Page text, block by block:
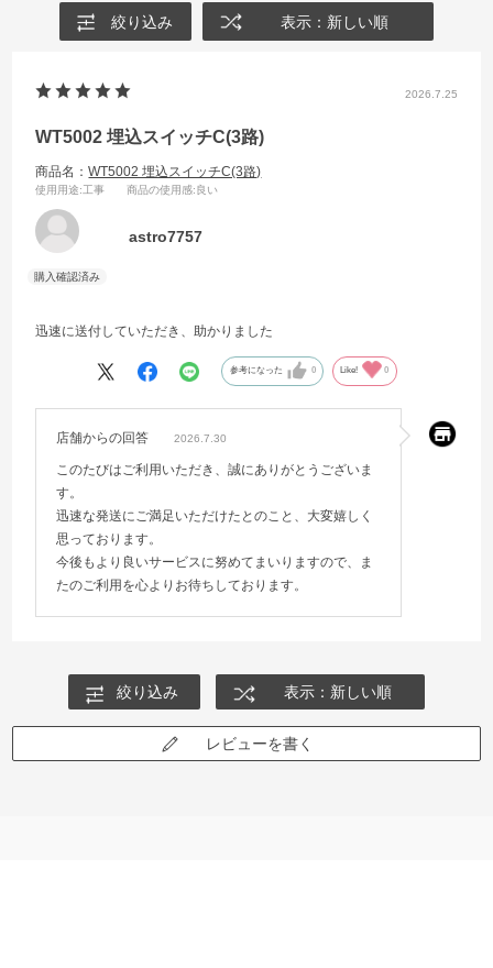
絞り込み 表示：新しい順
2026.7.25
WT5002 埋込スイッチC(3路)
商品名：WT5002 埋込スイッチC(3路)
使用用途:工事 商品の使用感:良い
astro7757
迅速に送付していただき、助かりました
参考になった 0 Like! 0
店舗からの回答 2026.7.30
このたびはご利用いただき、誠にありがとうございま
す。
迅速な発送にご満足いただけたとのこと、大変嬉しく
思っております。
今後もより良いサービスに努めてまいりますので、ま
たのご利用を心よりお待ちしております。
絞り込み 表示：新しい順
レビューを書く